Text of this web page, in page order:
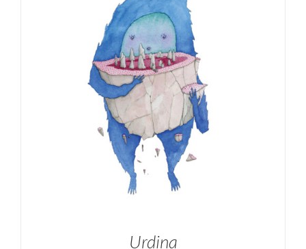
SELECCIONAR OPCIONES / DETALLES
Urdina